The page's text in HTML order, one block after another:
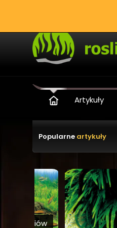
Rośliny
Artykuły
Popularne artykuły
Recenzje i